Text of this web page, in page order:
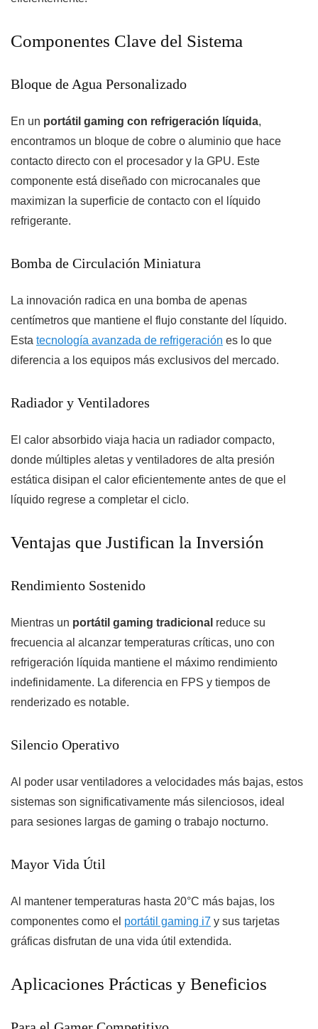
Componentes Clave del Sistema
Bloque de Agua Personalizado
En un portátil gaming con refrigeración líquida,
encontramos un bloque de cobre o aluminio que hace
contacto directo con el procesador y la GPU. Este
componente está diseñado con microcanales que
maximizan la superficie de contacto con el líquido
refrigerante.
Bomba de Circulación Miniatura
La innovación radica en una bomba de apenas
centímetros que mantiene el flujo constante del líquido.
Esta tecnología avanzada de refrigeración es lo que
diferencia a los equipos más exclusivos del mercado.
Radiador y Ventiladores
El calor absorbido viaja hacia un radiador compacto,
donde múltiples aletas y ventiladores de alta presión
estática disipan el calor eficientemente antes de que el
líquido regrese a completar el ciclo.
Ventajas que Justifican la Inversión
Rendimiento Sostenido
Mientras un portátil gaming tradicional reduce su
frecuencia al alcanzar temperaturas críticas, uno con
refrigeración líquida mantiene el máximo rendimiento
indefinidamente. La diferencia en FPS y tiempos de
renderizado es notable.
Silencio Operativo
Al poder usar ventiladores a velocidades más bajas, estos
sistemas son significativamente más silenciosos, ideal
para sesiones largas de gaming o trabajo nocturno.
Mayor Vida Útil
Al mantener temperaturas hasta 20°C más bajas, los
componentes como el portátil gaming i7 y sus tarjetas
gráficas disfrutan de una vida útil extendida.
Aplicaciones Prácticas y Beneficios